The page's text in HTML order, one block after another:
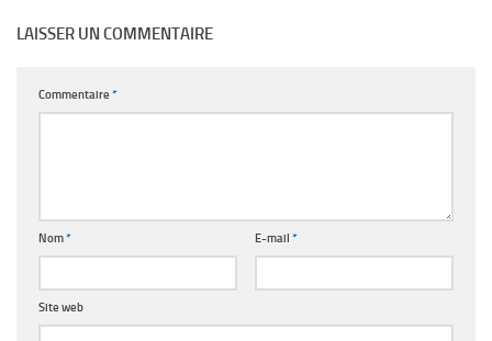
LAISSER UN COMMENTAIRE
Commentaire *
Nom* E-mail *
Site web